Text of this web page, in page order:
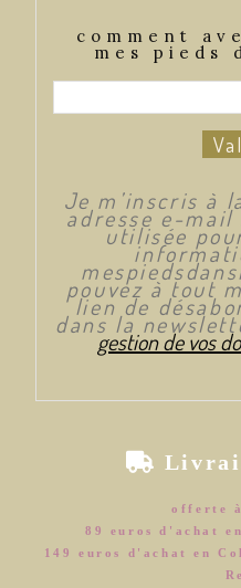
comment
mes pieds
Je m’inscris à
adresse e-
utilisée
pouvez à tout
lien de
dans la
gestion de vos

offerte
89 euros d'achat
149 euros d'achat en